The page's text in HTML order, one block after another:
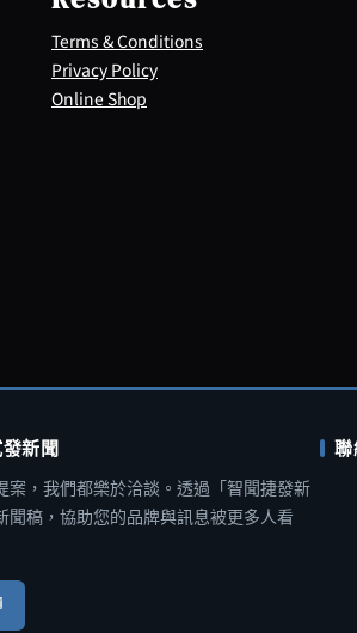
Terms & Conditions
Privacy Policy
Online Shop
新聞
案，我們都樂於洽談。透過「智聞捷發新
聞稿，協助您的品牌與訊息被更多人看